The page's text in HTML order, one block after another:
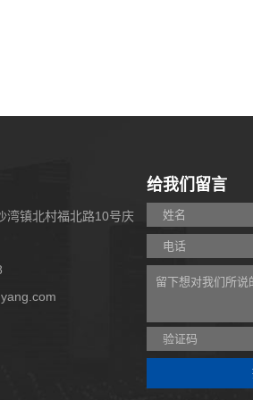
湾镇北村福北路10号庆
给我们留言